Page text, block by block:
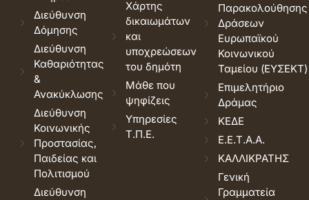
Διεύθυνση
Δόμησης
Διεύθυνση
Καθαριότητας
&
Ανακύκλωσης
Διεύθυνση
Κοινωνικής
Προστασίας,
Παιδείας και
Πολιτισμού
Διεύθυνση
Χάρτης
δικαιωμάτων
και
υποχρεώσεων
του δημότη
Μάθε που
ψηφίζεις
Υπηρεσίες
Τ.Π.Ε.
Παρακολούθησης
Δράσεων
Ευρωπαϊκού
Κοινωνικού
Ταμείου (ΕΥΣΕΚΤ)
Επιμελητήριο
Δράμας
ΚΕΔΕ
Ε.Ε.Τ.Α.Α.
ΚΑΛΛΙΚΡΑΤΗΣ
Γενική
Γραμματεία